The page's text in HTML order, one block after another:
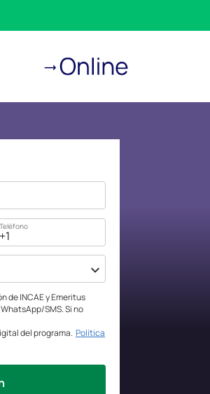
Teléfono
de INCAE y Emeritus
SMS. Si no
del programa. Política